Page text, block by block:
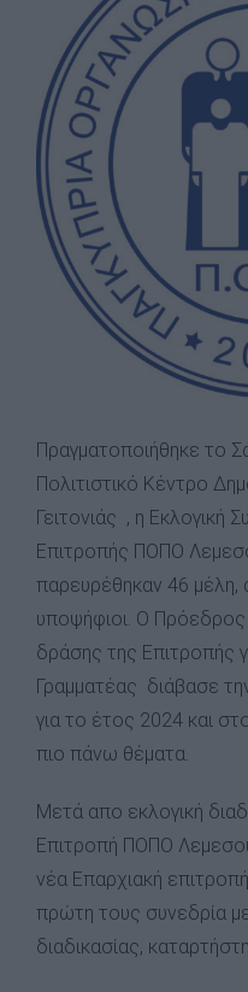
Image
Πραγματοποιήθηκε το
Πολιτιστικό Κέντρο
Γειτονιάς , η Εκλογική
Επιτροπής ΠΟΠΟ
παρευρέθηκαν 46 μέλη,
υποψήφιοι. Ο Πρόεδρος
δράσης της Επιτροπής
Γραμματέας διάβασε
για το έτος 2024 και
πιο πάνω θέματα.
Μετά απο εκλογική
Επιτροπή ΠΟΠΟ
νέα Επαρχιακή
πρώτη τους συνεδρία
διαδικασίας,